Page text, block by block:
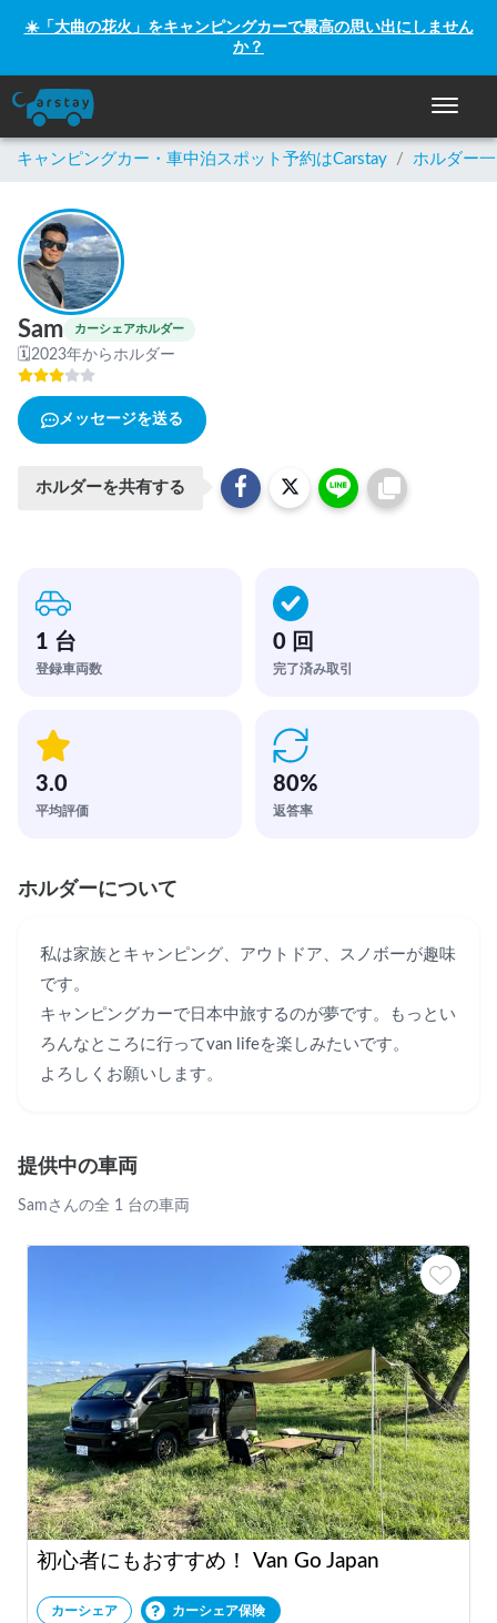
☀️「大曲の花火」をキャンピングカーで最高の思い出にしません
か？
ナビゲ
キャンピングカー・車中泊スポット予約はCarstay / ホルダー
Sam カーシェアホルダー
🗓2023年からホルダー
メッセージを送る
ホルダーを共有する
1 台
登録車両数
0 回
完了済み取引
3.0
平均評価
80%
返答率
ホルダーについて
私は家族とキャンピング、アウトドア、スノボーが趣味
です。
キャンピングカーで日本中旅するのが夢です。もっとい
ろんなところに行ってvan lifeを楽しみたいです。
よろしくお願いします。
提供中の車両
Samさんの全 1 台の車両
初心者にもおすすめ！ Van Go Japan
カーシェア カーシェア保険